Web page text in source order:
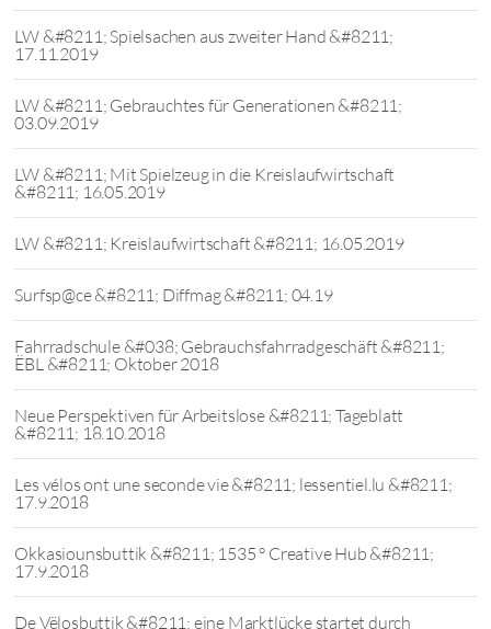
LW &#8211; Spielsachen aus zweiter Hand &#8211;
17.11.2019
LW &#8211; Gebrauchtes für Generationen &#8211;
03.09.2019
LW &#8211; Mit Spielzeug in die Kreislaufwirtschaft
&#8211; 16.05.2019
LW &#8211; Kreislaufwirtschaft &#8211; 16.05.2019
Surfsp@ce &#8211; Diffmag &#8211; 04.19
Fahrradschule &#038; Gebrauchsfahrradgeschäft &#8211;
ËBL &#8211; Oktober 2018
Neue Perspektiven für Arbeitslose &#8211; Tageblatt
&#8211; 18.10.2018
Les vélos ont une seconde vie &#8211; lessentiel.lu &#8211;
17.9.2018
Okkasiounsbuttik &#8211; 1535 ° Creative Hub &#8211;
17.9.2018
De Vëlosbuttik &#8211; eine Marktlücke startet durch